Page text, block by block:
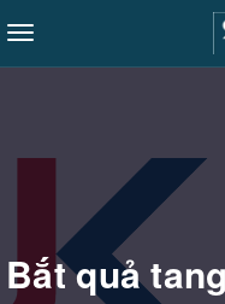
Toggle
navigation
Bắt quả